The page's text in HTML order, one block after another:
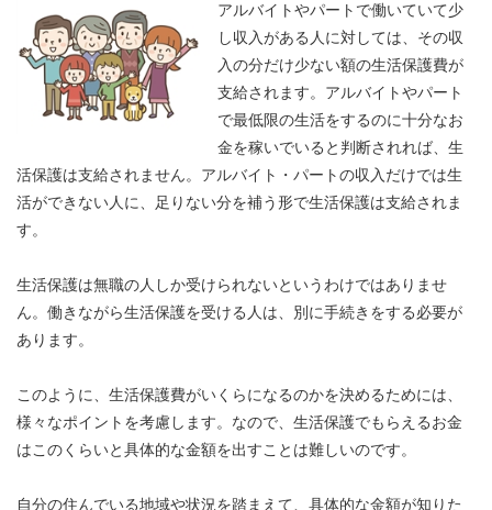
アルバイトやパートで働いていて少
し収入がある人に対しては、その収
入の分だけ少ない額の生活保護費が
支給されます。アルバイトやパート
で最低限の生活をするのに十分なお
金を稼いでいると判断されれば、生
活保護は支給されません。アルバイト・パートの収入だけでは生
活ができない人に、足りない分を補う形で生活保護は支給されま
す。
生活保護は無職の人しか受けられないというわけではありませ
ん。働きながら生活保護を受ける人は、別に手続きをする必要が
あります。
このように、生活保護費がいくらになるのかを決めるためには、
様々なポイントを考慮します。なので、生活保護でもらえるお金
はこのくらいと具体的な金額を出すことは難しいのです。
自分の住んでいる地域や状況を踏まえて、具体的な金額が知りた